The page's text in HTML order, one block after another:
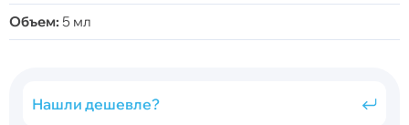
Объем: 5 мл
Нашли дешевле?